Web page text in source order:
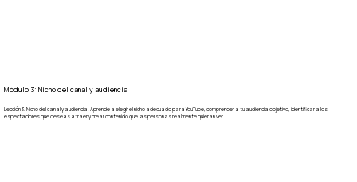
Módulo 3: Nicho del canal y audiencia
Lección 3. Nicho del canal y audiencia. Aprende a elegir el nicho adecuado para YouTube, comprender a tu audiencia objetivo, identificar a los
espectadores que deseas atraer y crear contenido que las personas realmente quieran ver.